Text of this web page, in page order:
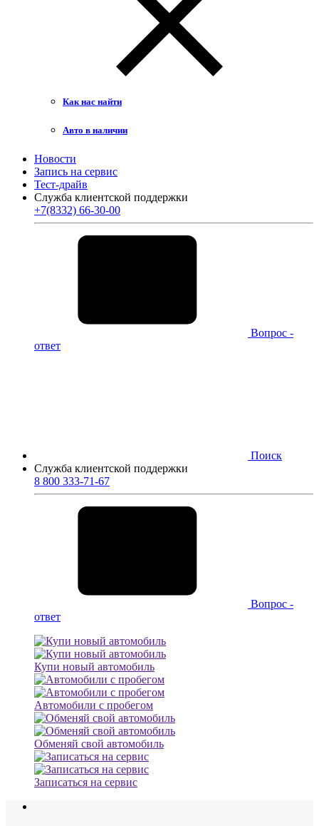
Как нас найти
Авто в наличии
Новости
Запись на сервис
Тест-драйв
Служба клиентской поддержки
+7(8332) 66-30-00
Вопрос -
ответ
Поиск
Служба клиентской поддержки
8 800 333-71-67
Вопрос -
ответ
Купи новый автомобиль
Автомобили с пробегом
Обменяй свой автомобиль
Записаться на сервис